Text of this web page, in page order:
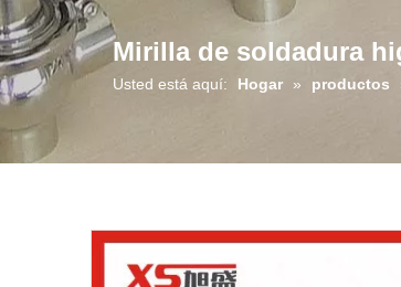
Mirilla de soldadura
Usted está aquí: Hogar » productos